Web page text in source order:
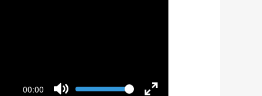
Current
00:00
Volume